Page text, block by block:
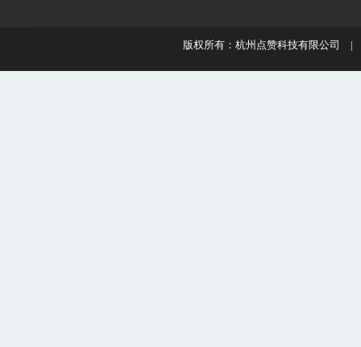
版权所有：杭州点赞科技有限公司